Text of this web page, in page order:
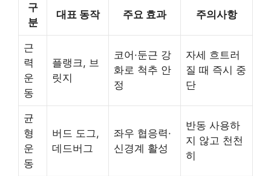
구
분
대표 동작 주요 효과 주의사항
근
력
운
동
플랭크, 브
릿지
코어·둔근 강
화로 척추 안
정
자세 흐트러
질 때 즉시 중
단
균
형
운
동
버드 도그,
데드버그
좌우 협응력·
신경계 활성
반동 사용하
지 않고 천천
히